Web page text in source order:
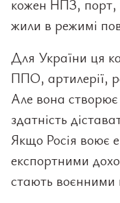
кожен НПЗ, порт,
жили в режимі
Для України ця
ППО, артилерії,
Але вона
здатність
Якщо Росія воює
експортними
стають воєнними